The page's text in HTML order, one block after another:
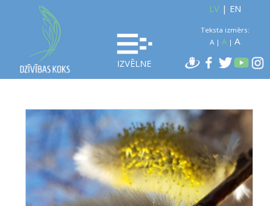
IZVĒLNE
LV| EN
Teksta izmērs:
A| A| A